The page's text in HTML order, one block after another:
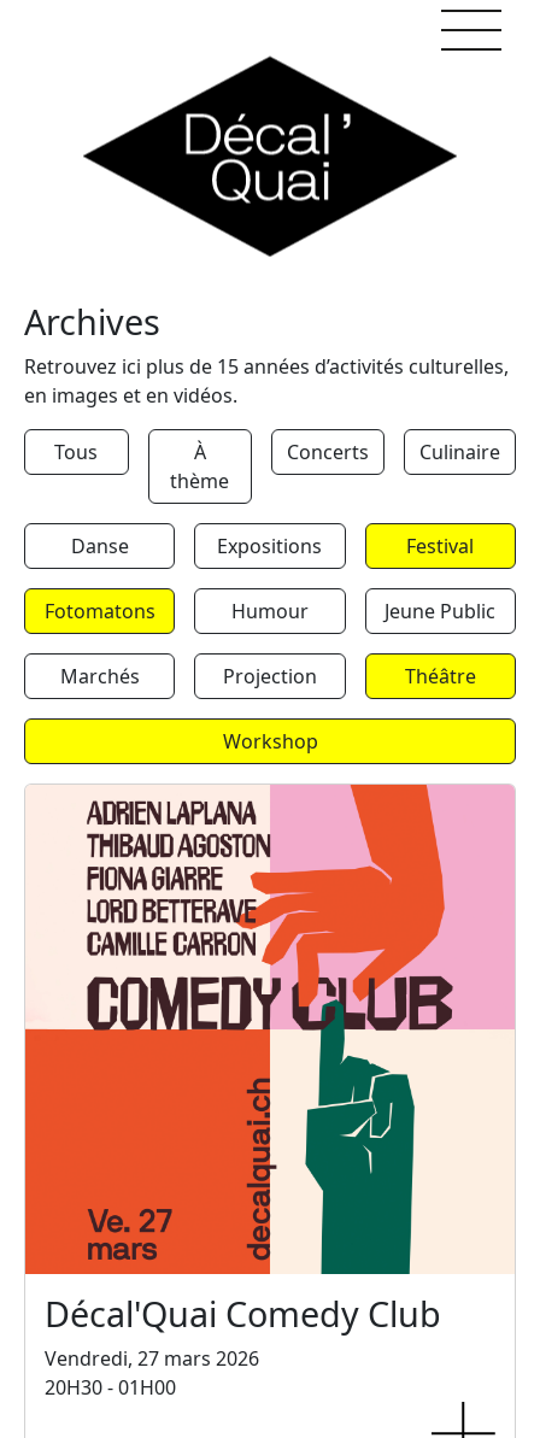
Archives
Retrouvez ici plus de 15 années d’activités culturelles,
en images et en vidéos.
Tous
À
thème
Concerts Culinaire
Danse Expositions Festival
Fotomatons Humour Jeune Public
Marchés Projection Théâtre
Workshop
Décal'Quai Comedy Club
Vendredi, 27 mars 2026
20H30 - 01H00